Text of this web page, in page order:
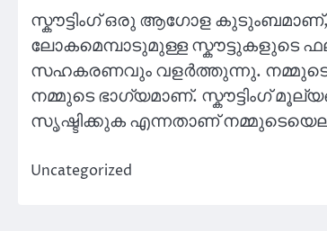
സ്കൗട്ടിംഗ് ഒരു ആഗോള
ലോകമെമ്പാടുമുള്ള സ്കൗട്ടുകളുടെ
സഹകരണവും വളർത്തുന്നു. നമ്മുടെ
നമ്മുടെ ഭാഗ്യമാണ്. സ്കൗട്ടിംഗ്
സൃഷ്ടിക്കുക എന്നതാണ്
Uncategorized